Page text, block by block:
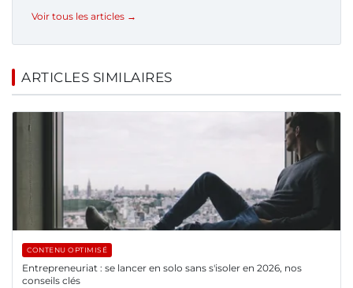
Voir tous les articles →
ARTICLES SIMILAIRES
CONTENU OPTIMISÉ
Entrepreneuriat : se lancer en solo sans s'isoler en 2026, nos
conseils clés